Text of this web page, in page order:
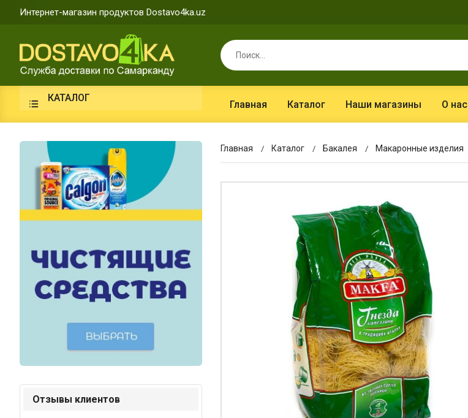
Интернет-магазин продуктов Dostavo4ka.uz
КАТАЛОГ
Главная Каталог Наши магазины О нас
Отзывы клиентов
Главная Каталог Бакалея Макаронные изделия